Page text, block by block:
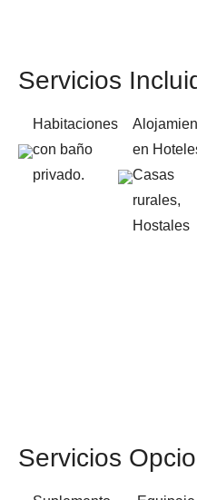
Servicios
Habitaciones
con baño
privado.
en
Casas
rurales,
Hostales
Servicios